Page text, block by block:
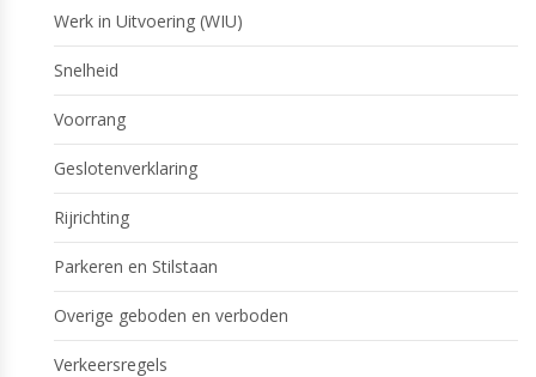
Werk in Uitvoering (WIU)
Snelheid
Voorrang
Geslotenverklaring
Rijrichting
Parkeren en Stilstaan
Overige geboden en verboden
Verkeersregels